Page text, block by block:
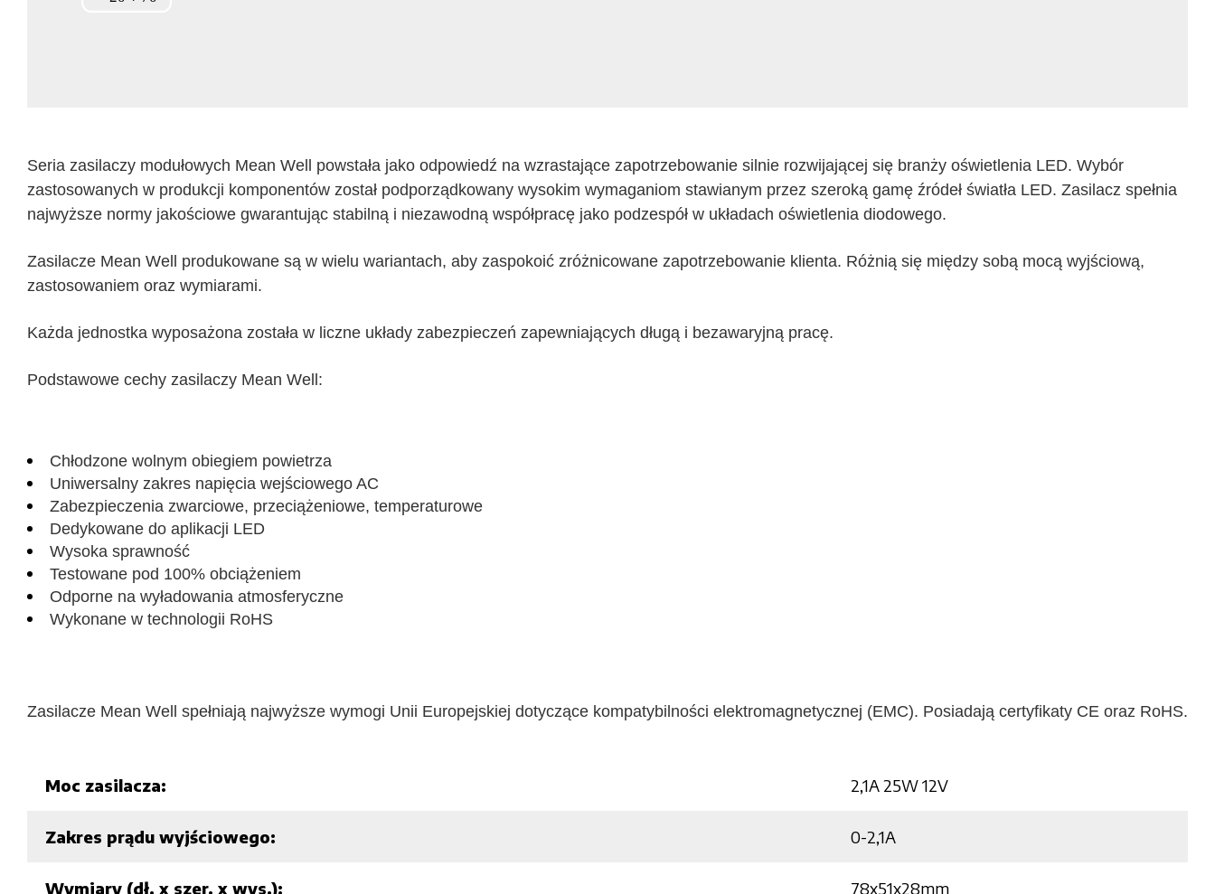
Seria zasilaczy modułowych Mean Well powstała jako odpowiedź na wzrastające zapotrzebowanie silnie rozwijającej się branży oświetlenia LED. Wybór
zastosowanych w produkcji komponentów został podporządkowany wysokim wymaganiom stawianym przez szeroką gamę źródeł światła LED. Zasilacz spełnia
najwyższe normy jakościowe gwarantując stabilną i niezawodną współpracę jako podzespół w układach oświetlenia diodowego.
Zasilacze Mean Well produkowane są w wielu wariantach, aby zaspokoić zróżnicowane zapotrzebowanie klienta. Różnią się między sobą mocą wyjściową,
zastosowaniem oraz wymiarami.
Każda jednostka wyposażona została w liczne układy zabezpieczeń zapewniających długą i bezawaryjną pracę.
Podstawowe cechy zasilaczy Mean Well :
Chłodzone wolnym obiegiem powietrza
Uniwersalny zakres napięcia wejściowego AC
Zabezpieczenia zwarciowe, przeciążeniowe, temperaturowe
Dedykowane do aplikacji LED
Wysoka sprawność
Testowane pod 100% obciążeniem
Odporne na wyładowania atmosferyczne
Wykonane w technologii RoHS
Zasilacze Mean Well spełniają najwyższe wymogi Unii Europejskiej dotyczące kompatybilności elektromagnetycznej (EMC). Posiadają certyfikaty CE oraz RoHS.
Moc zasilacza: 2,1A 25W 12V
Zakres prądu wyjściowego: 0-2,1A
Wymiary (dł. x szer. x wys.): 78x51x28mm